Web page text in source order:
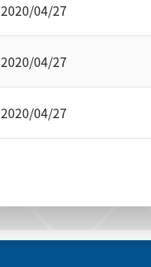
2020/04/27
2020/04/27
2020/04/27